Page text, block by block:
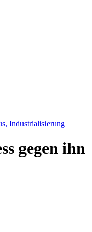
Industrialisierung
gegen ihn